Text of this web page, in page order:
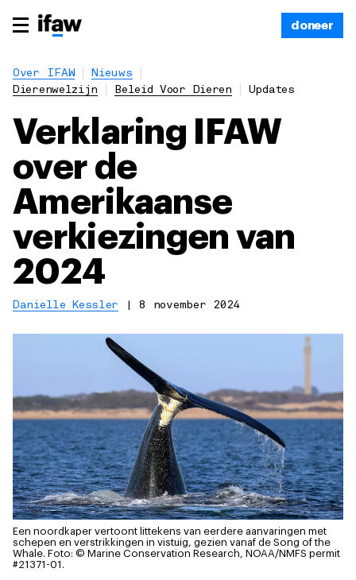
doneer
Over IFAW
Nieuws
Dierenwelzijn
Beleid Voor Dieren Updates
Verklaring IFAW
over de
Amerikaanse
verkiezingen van
2024
Danielle Kessler |8 november 2024
Een noordkaper vertoont littekens van eerdere aanvaringen met
schepen en verstrikkingen in vistuig, gezien vanaf de Song of the
Whale. Foto: © Marine Conservation Research, NOAA/NMFS permit
#21371-01.